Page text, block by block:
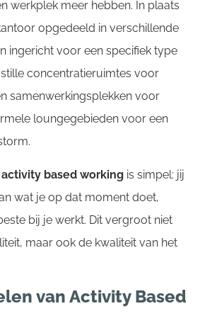
werkplek meer hebben. In plaats
opgedeeld in verschillende
ingericht voor een specifiek type
concentratieruimtes voor
samenwerkingsplekken voor
loungegebieden voor een
activity based workingis simpel: jij
wat je op dat moment doet,
bij je werkt. Dit vergroot niet
maar ook de kwaliteit van het
van Activity Based